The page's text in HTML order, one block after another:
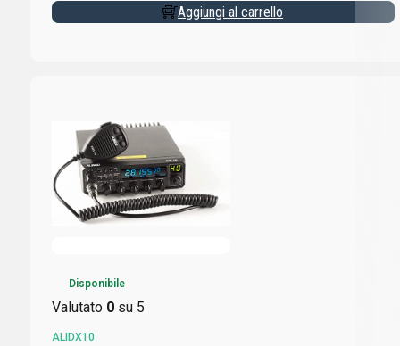
Aggiungi al carrello
Disponibile
Valutato 0su 5
ALIDX10